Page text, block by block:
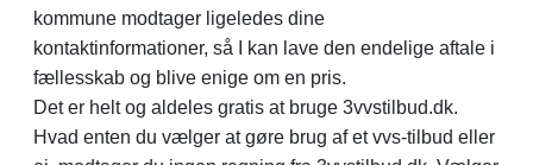
kommune modtager ligeledes dine
kontaktinformationer, så I kan lave den endelige aftale i
fællesskab og blive enige om en pris.
Det er helt og aldeles gratis at bruge 3vvstilbud.dk.
Hvad enten du vælger at gøre brug af et vvs-tilbud eller